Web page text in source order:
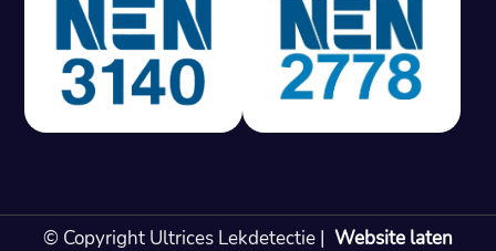
Vast tarief van € 395,- exc btw.
Rapport binnen 3 werkdagen.
100% RIsicovrij.
Vaak vergoed door verzekeraar.
© Copyright Ultrices Lekdetectie | Website laten